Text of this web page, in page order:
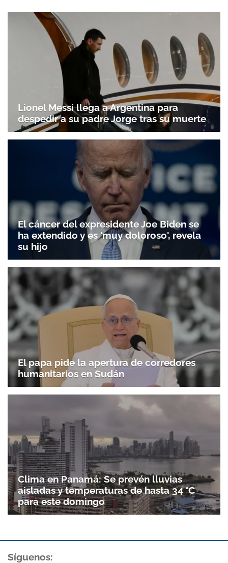
Gracias por suscribirte a nuestro boletín.
ACEPTAR
Lionel Messi llega a Argentina para
despedir a su padre Jorge tras su muerte
El cáncer del expresidente Joe Biden se
ha extendido y es 'muy doloroso', revela
su hijo
El papa pide la apertura de corredores
humanitarios en Sudán
Clima en Panamá: Se prevén lluvias
aisladas y temperaturas de hasta 34 °C
para este domingo
Síguenos: